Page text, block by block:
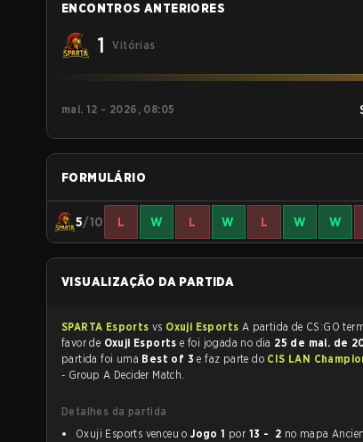
ENCONTROS ANTERIORES
1 Vitórias
mai. 12 - 2026, 08:05
FORMULÁRIO
5/10 L W L W L W W
VISUALIZAÇÃO DA PARTIDA
SPARTA Esports vs Oxuji Esports A partida de
favor de Oxuji Esports e foi jogada no dia 25 de mai. de
partida foi uma Best of 3e faz parte do CIS LAN
- Group A Decider Match.
Detalhes da partida
Oxuji Esports venceu oJogo 1 por 13 - 2 no mapa